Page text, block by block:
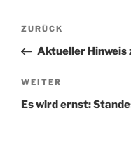
Vorheriger
Beitrag
ZURÜCK
Aktueller Hinweis
Nächster
Beitrag
WEITER
Es wird ernst: